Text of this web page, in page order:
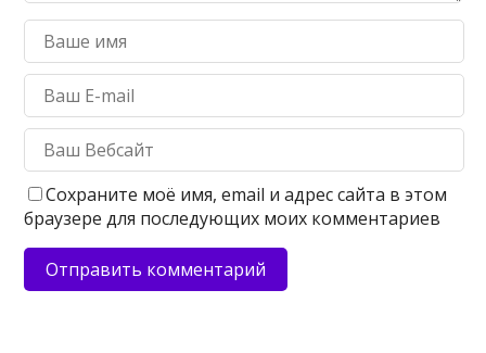
Сохраните моё имя, email и адрес сайта в этом
браузере для последующих моих комментариев